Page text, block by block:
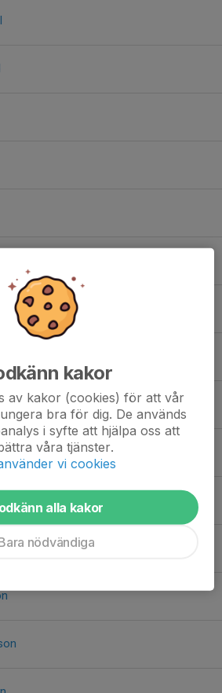
kakor
av kakor (cookies) för att vår
bra för dig. De används
i syfte att hjälpa oss att
våra tjänster.
vi cookies
alla kakor
nödvändiga